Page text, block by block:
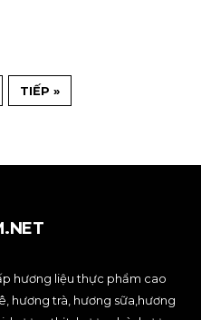
TIẾP »
hương liệu thực phẩm cao
hương trà, hương sữa,hương